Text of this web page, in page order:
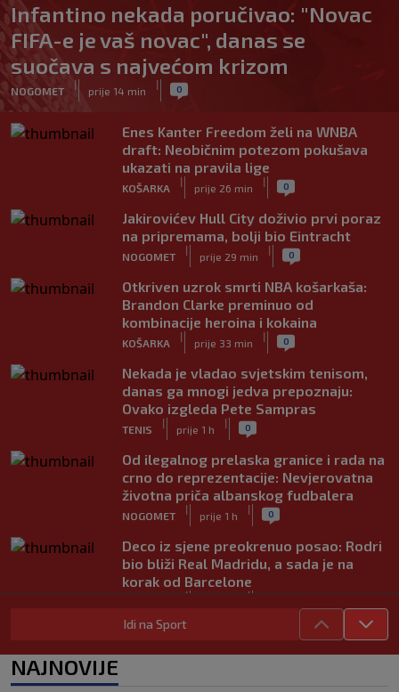
Infantino nekada poručivao: "Novac
FIFA-e je vaš novac", danas se
suočava s najvećom krizom
NOGOMET
|
prije 14 min
| 0
Enes Kanter Freedom želi na WNBA
draft: Neobičnim potezom pokušava
ukazati na pravila lige
KOŠARKA
|
prije 26 min
| 0
Jakirovićev Hull City doživio prvi poraz
na pripremama, bolji bio Eintracht
NOGOMET
|
prije 29 min
| 0
Otkriven uzrok smrti NBA košarkaša:
Brandon Clarke preminuo od
kombinacije heroina i kokaina
KOŠARKA
|
prije 33 min
| 0
Nekada je vladao svjetskim tenisom,
danas ga mnogi jedva prepoznaju:
Ovako izgleda Pete Sampras
TENIS
|
prije 1 h
| 0
Od ilegalnog prelaska granice i rada na
crno do reprezentacije: Nevjerovatna
životna priča albanskog fudbalera
NOGOMET
|
prije 1 h
| 0
Deco iz sjene preokrenuo posao: Rodri
bio bliži Real Madridu, a sada je na
korak od Barcelone
| |
River Plate napravio veliki posao:
Idi na Sport
NAJNOVIJE